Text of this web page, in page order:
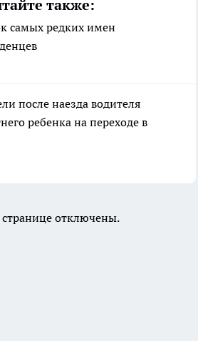
также:
самых редких имен
после наезда водителя
ребенка на переходе в
отключены.